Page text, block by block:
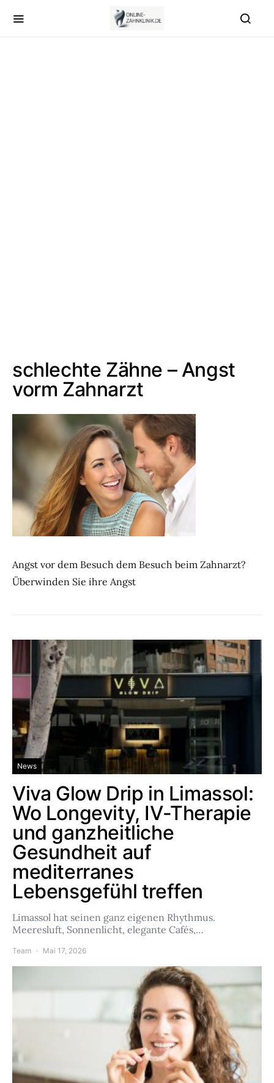
schlechte Zähne – Angst
vorm Zahnarzt
Angst vor dem Besuch dem Besuch beim Zahnarzt?
Überwinden Sie ihre Angst
News
Viva Glow Drip in Limassol:
Wo Longevity, IV-Therapie
und ganzheitliche
Gesundheit auf
mediterranes
Lebensgefühl treffen
Limassol hat seinen ganz eigenen Rhythmus.
Meeresluft, Sonnenlicht, elegante Cafés,…
Team Mai 17, 2026